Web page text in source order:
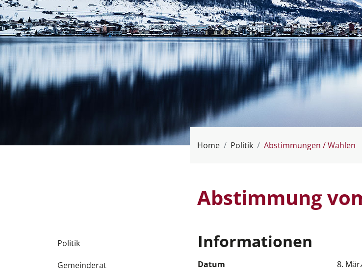
Home Politik Abstimmungen / Wahlen
Abstimmung
Subnavigation
Politik
Gemeinderat
Informationen
Datum
8.